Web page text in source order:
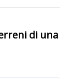
di una